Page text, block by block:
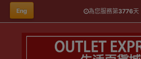
Eng 為您服務第3776天